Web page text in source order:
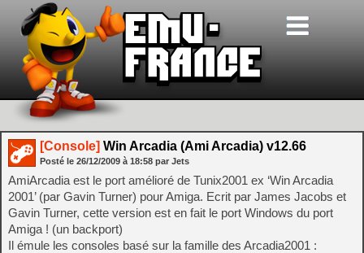
[Console] Win Arcadia (Ami Arcadia) v12.66
Posté le 26/12/2009 à 18:58 par Jets
AmiArcadia est le port amélioré de Tunix2001 ex ‘Win Arcadia
2001’ (par Gavin Turner) pour Amiga. Ecrit par James Jacobs et
Gavin Turner, cette version est en fait le port Windows du port
Amiga ! (un backport)
Il émule les consoles basé sur la famille des Arcadia2001 :